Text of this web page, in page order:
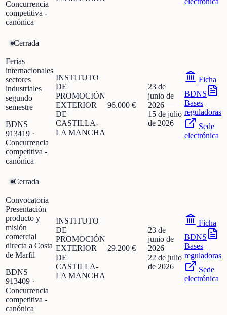
Concurrencia
competitiva -
canónica
Cerrada
Ferias
internacionales
sectores
industriales
segundo
semestre
BDNS
913419 ·
Concurrencia
competitiva -
canónica
INSTITUTO
DE
PROMOCIÓN
EXTERIOR
DE
CASTILLA-
LA MANCHA
96.000 €
23 de
junio de
2026 —
15 de julio
de 2026
Ficha
BDNS
Bases
reguladoras
Sede
electrónica
Cerrada
Convocatoria
Presentación
producto y
misión
comercial
directa a Costa
de Marfil
BDNS
913409 ·
Concurrencia
competitiva -
canónica
INSTITUTO
DE
PROMOCIÓN
EXTERIOR
DE
CASTILLA-
LA MANCHA
29.200 €
23 de
junio de
2026 —
22 de julio
de 2026
Ficha
BDNS
Bases
reguladoras
Sede
electrónica